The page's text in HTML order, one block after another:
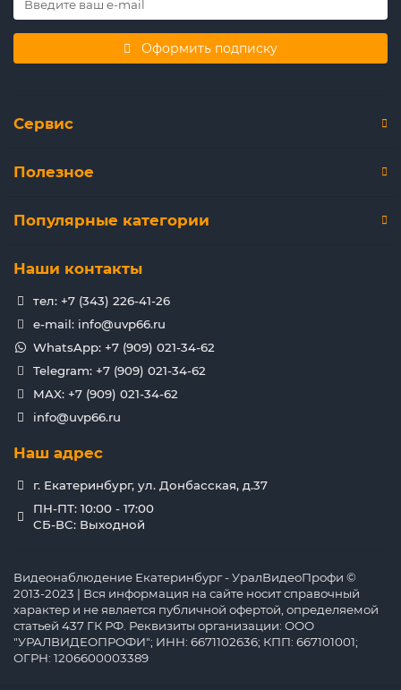
Оформить подписку
Сервис
Полезное
Популярные категории
Наши контакты
тел: +7 (343) 226-41-26
e-mail: info@uvp66.ru
WhatsApp: +7 (909) 021-34-62
Telegram: +7 (909) 021-34-62
MAX: +7 (909) 021-34-62
info@uvp66.ru
Наш адрес
г. Екатеринбург, ул. Донбасская, д.37
ПН-ПТ: 10:00 - 17:00
СБ-ВС: Выходной
Видеонаблюдение Екатеринбург - УралВидеоПрофи ©
2013-2023 | Вся информация на сайте носит справочный
характер и не является публичной офертой, определяемой
статьей 437 ГК РФ. Реквизиты организации: ООО
"УРАЛВИДЕОПРОФИ"; ИНН: 6671102636; КПП: 667101001;
ОГРН: 1206600003389